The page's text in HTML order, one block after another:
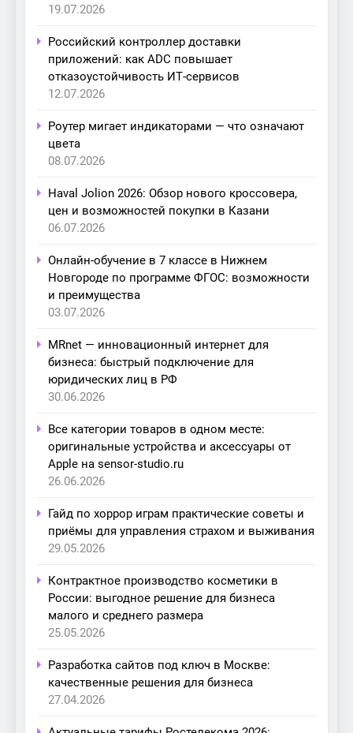
19.07.2026
Российский контроллер доставки
приложений: как ADC повышает
отказоустойчивость ИТ-сервисов
12.07.2026
Роутер мигает индикаторами — что означают
цвета
08.07.2026
Haval Jolion 2026: Обзор нового кроссовера,
цен и возможностей покупки в Казани
06.07.2026
Онлайн-обучение в 7 классе в Нижнем
Новгороде по программе ФГОС: возможности
и преимущества
03.07.2026
MRnet — инновационный интернет для
бизнеса: быстрый подключение для
юридических лиц в РФ
30.06.2026
Все категории товаров в одном месте:
оригинальные устройства и аксессуары от
Apple на sensor-studio.ru
26.06.2026
Гайд по хоррор играм практические советы и
приёмы для управления страхом и выживания
29.05.2026
Контрактное производство косметики в
России: выгодное решение для бизнеса
малого и среднего размера
25.05.2026
Разработка сайтов под ключ в Москве:
качественные решения для бизнеса
27.04.2026